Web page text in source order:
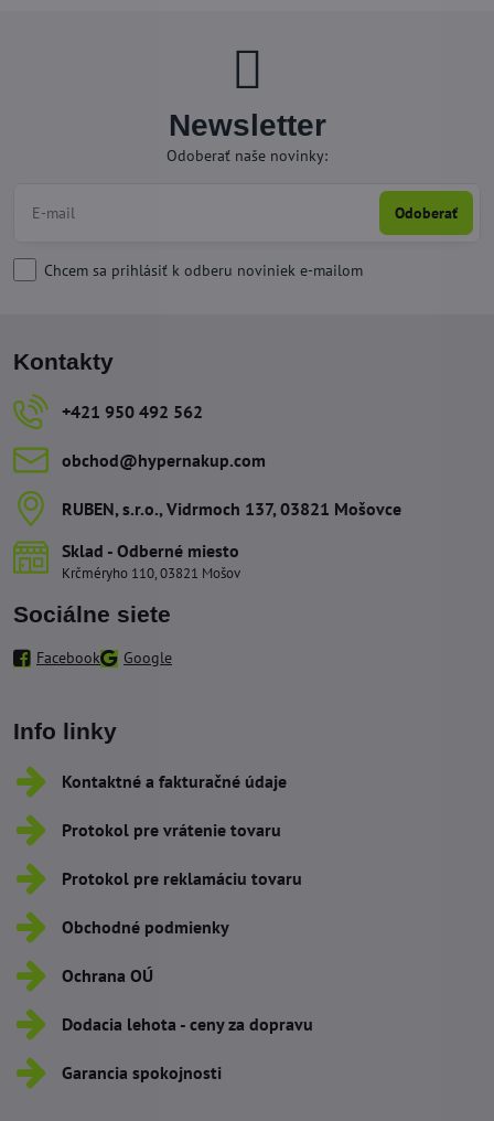
Newsletter
Odoberať naše novinky:
Odoberať
Chcem sa prihlásiť k odberu noviniek e-mailom
Kontakty
+421 950 492 562
obchod​@hypernakup​.com
RUBEN, s​.r​.o​., Vidrmoch 137, 03821 Mošovce
Sklad - Odberné miesto
Krčméryho 110, 03821 Mošov
Sociálne siete
Facebook Google
Info linky
Kontaktné a fakturačné údaje
Protokol pre vrátenie tovaru
Protokol pre reklamáciu tovaru
Obchodné podmienky
Ochrana OÚ
Dodacia lehota - ceny za dopravu
Garancia spokojnosti